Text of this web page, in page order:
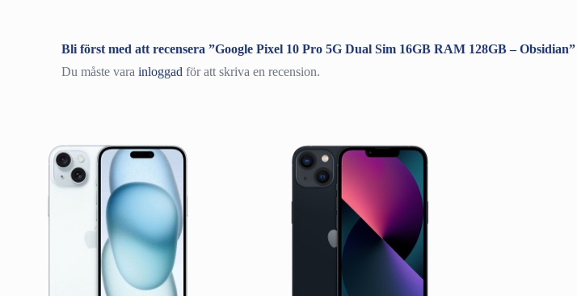
Bli först med att recensera ”Google Pixel 10 Pro 5G Dual Sim 16GB RAM 128GB – Obsidian”
Du måste vara inloggadför att skriva en recension.